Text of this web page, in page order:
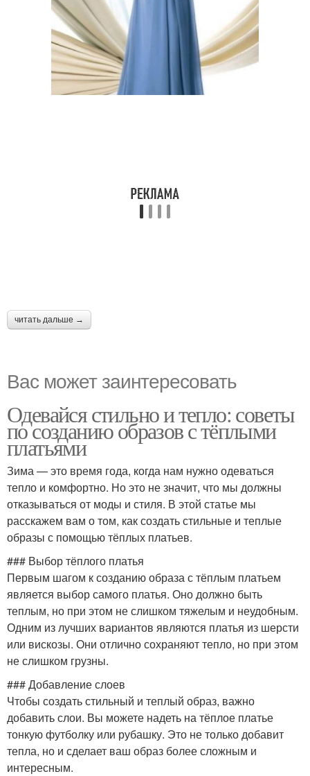
читать дальше →
Вас может заинтересовать
Одевайся стильно и тепло: советы
по созданию образов с тёплыми
платьями
Зима — это время года, когда нам нужно одеваться
тепло и комфортно. Но это не значит, что мы должны
отказываться от моды и стиля. В этой статье мы
расскажем вам о том, как создать стильные и теплые
образы с помощью тёплых платьев.
### Выбор тёплого платья
Первым шагом к созданию образа с тёплым платьем
является выбор самого платья. Оно должно быть
теплым, но при этом не слишком тяжелым и неудобным.
Одним из лучших вариантов являются платья из шерсти
или вискозы. Они отлично сохраняют тепло, но при этом
не слишком грузны.
### Добавление слоев
Чтобы создать стильный и теплый образ, важно
добавить слои. Вы можете надеть на тёплое платье
тонкую футболку или рубашку. Это не только добавит
тепла, но и сделает ваш образ более сложным и
интересным.